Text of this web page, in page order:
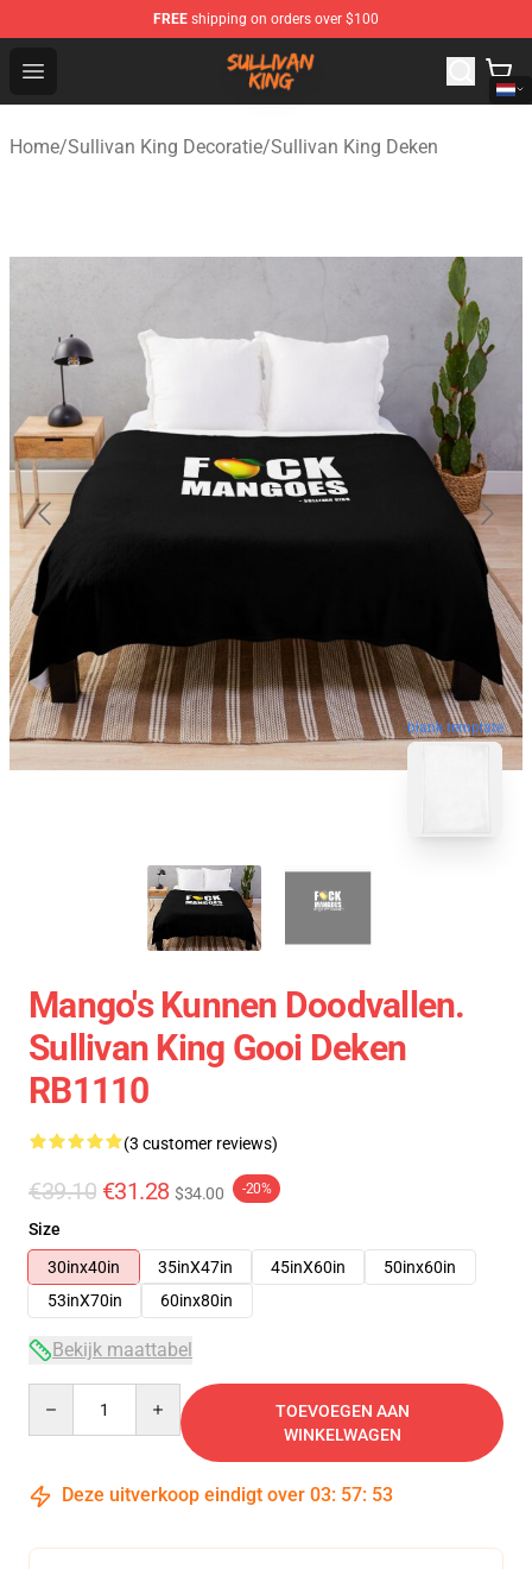
FREE shipping on orders over $100
Open menu
Sullivan King Shop - Official Sullivan King Merchandise
Home/Sullivan King Decoratie/Sullivan King Deken
blank template
Mango's Kunnen Doodvallen.
Sullivan King Gooi Deken
RB1110
(3 customer reviews)
€39.10 €31.28 $34.00 -20%
Size
30inx40in
35inX47in 45inX60in
50inx60in
53inX70in
60inx80in
Bekijk maattabel
TOEVOEGEN AAN
WINKELWAGEN
Deze uitverkoop eindigt over 03: 57: 53